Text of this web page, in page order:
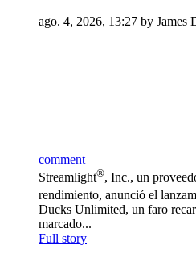
ago. 4, 2026, 13:27 by James
comment
Streamlight®, Inc., un
rendimiento, anunció el
Ducks Unlimited, un faro
marcado...
Full story